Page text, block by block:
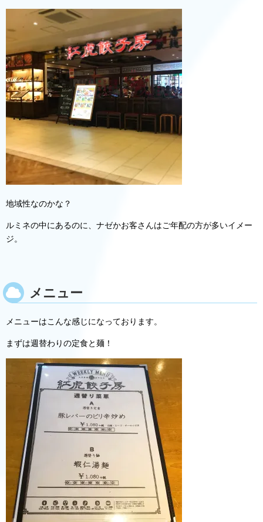
地域性なのかな？
ルミネの中にあるのに、ナゼかお客さんはご年配の方が多いイメー
ジ。
メニュー
メニューはこんな感じになっております。
まずは週替わりの定食と麺！